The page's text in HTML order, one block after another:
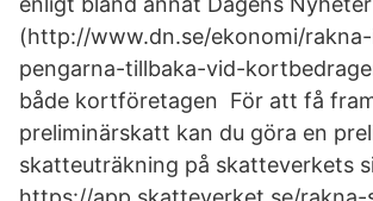
(http://www.dn.se/ekonomi/
pengarna-tillbaka-vid-
både kortföretagen För att få
preliminärskatt kan du göra en
skatteuträkning på skatteverkets